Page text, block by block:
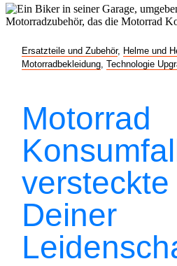
Ersatzteile und Zubehör, Helme und
Motorradbekleidung Technologie
Motorrad
Deiner